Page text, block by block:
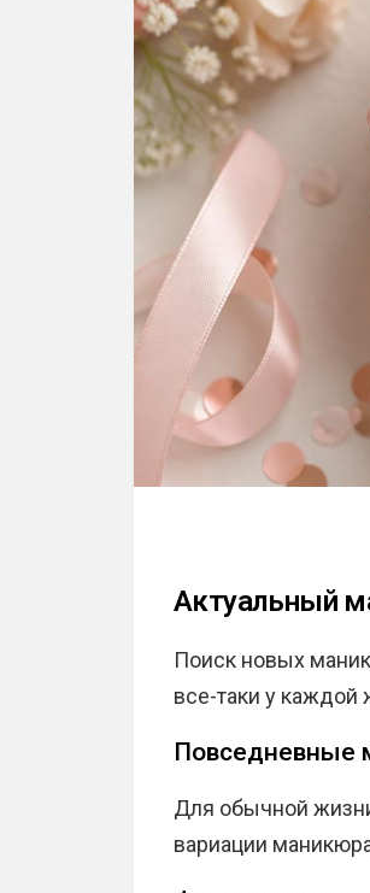
Актуальный
Поиск новых
все-таки у
Повседневные
Для обычной
вариации